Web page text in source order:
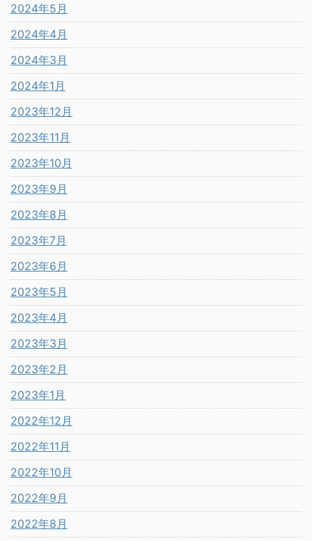
2024年5月
2024年4月
2024年3月
2024年1月
2023年12月
2023年11月
2023年10月
2023年9月
2023年8月
2023年7月
2023年6月
2023年5月
2023年4月
2023年3月
2023年2月
2023年1月
2022年12月
2022年11月
2022年10月
2022年9月
2022年8月